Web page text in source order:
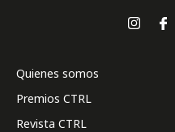
Quienes somos
Premios CTRL
Revista CTRL